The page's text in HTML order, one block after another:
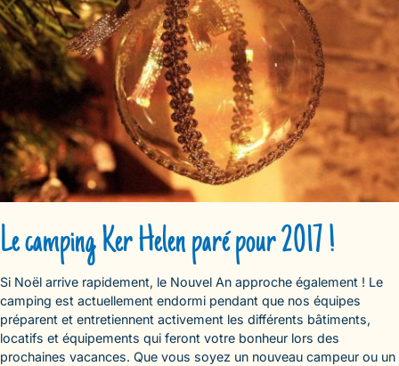
Le camping Ker Helen paré pour 2017 !
Si Noël arrive rapidement, le Nouvel An approche également ! Le
camping est actuellement endormi pendant que nos équipes
préparent et entretiennent activement les différents bâtiments,
locatifs et équipements qui feront votre bonheur lors des
prochaines vacances. Que vous soyez un nouveau campeur ou un